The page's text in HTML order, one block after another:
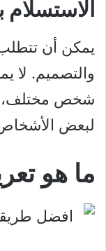
يمكن أن
والتصميم. لا
شخص مختلف،
لبعض الأشخاص
ما هو